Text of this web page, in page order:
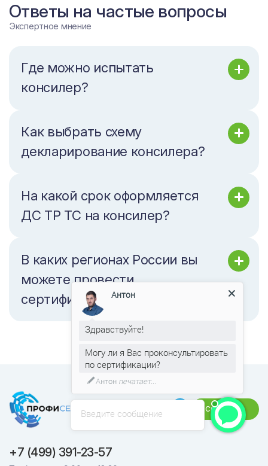
Ответы на частые вопросы
Экспертное мнение
Где можно испытать
консилер?
Как выбрать схему
декларирование консилера?
На какой срок оформляется
ДС ТР ТС на консилер?
В каких регионах России вы
можете провести
сертификацию консилера?
+7 (499) 391-23-57
Связаться
Введите сообщение
Антон
Здравствуйте!
Могу ли я Вас проконсультировать
по сертификации?
Антон печатает...